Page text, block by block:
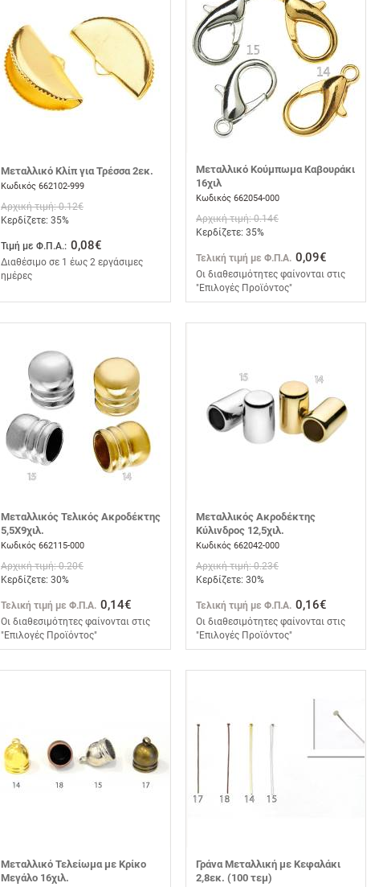
Μεταλλικό Κλίπ για Τρέσσα 2εκ.
Κωδικός 662102-999
Αρχική τιμή: 0.12€
Κερδίζετε: 35%
Τιμή με Φ.Π.Α.: 0,08€
Διαθέσιμο σε 1 έως 2 εργάσιμες
ημέρες
Μεταλλικό Κούμπωμα Καβουράκι
16χιλ
Κωδικός 662054-000
Αρχική τιμή: 0.14€
Κερδίζετε: 35%
Τελική τιμή με Φ.Π.Α. 0,09€
Οι διαθεσιμότητες φαίνονται στις
"Επιλογές Προϊόντος"
Μεταλλικός Τελικός Ακροδέκτης
5,5Χ9χιλ.
Κωδικός 662115-000
Αρχική τιμή: 0.20€
Κερδίζετε: 30%
Τελική τιμή με Φ.Π.Α. 0,14€
Οι διαθεσιμότητες φαίνονται στις
"Επιλογές Προϊόντος"
Μεταλλικός Ακροδέκτης
Κύλινδρος 12,5χιλ.
Κωδικός 662042-000
Αρχική τιμή: 0.23€
Κερδίζετε: 30%
Τελική τιμή με Φ.Π.Α. 0,16€
Οι διαθεσιμότητες φαίνονται στις
"Επιλογές Προϊόντος"
Μεταλλικό Τελείωμα με Κρίκο
Μεγάλο 16χιλ.
Γράνα Μεταλλική με Κεφαλάκι
2,8εκ. (100 τεμ)